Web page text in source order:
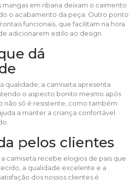
mangas em ribana deixam o caimento
o acabamento da peça. Outro ponto
funcionais, que facilitam na hora
adicionarem estilo ao design.
dá
qualidade, a camiseta apresenta
o aspecto bonito mesmo após
não só é resistente, como também
a manter a criança confortável
pelos clientes
camiseta recebe elogios de pais que
a qualidade excelente e a
dos nossos clientes é